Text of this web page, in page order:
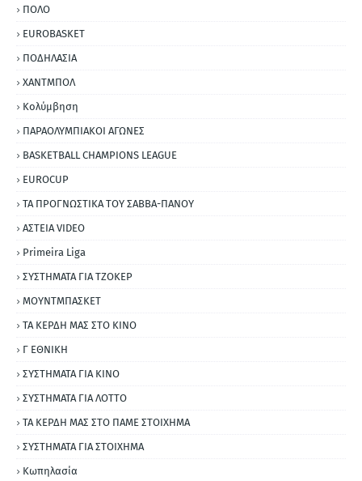
ΠΟΛΟ
EUROBASKET
ΠΟΔΗΛΑΣΙΑ
ΧΑΝΤΜΠΟΛ
Κολύμβηση
ΠΑΡΑΟΛΥΜΠΙΑΚΟΙ ΑΓΩΝΕΣ
BASKETBALL CHAMPIONS LEAGUE
EUROCUP
ΤΑ ΠΡΟΓΝΩΣΤΙΚΑ ΤΟΥ ΣΑΒΒΑ-ΠΑΝΟΥ
ΑΣΤΕΙΑ VIDEO
Primeira Liga
ΣΥΣΤΗΜΑΤΑ ΓΙΑ ΤΖΟΚΕΡ
ΜΟΥΝΤΜΠΑΣΚΕΤ
ΤΑ ΚΕΡΔΗ ΜΑΣ ΣΤΟ ΚΙΝΟ
Γ ΕΘΝΙΚΗ
ΣΥΣΤΗΜΑΤΑ ΓΙΑ ΚΙΝΟ
ΣΥΣΤΗΜΑΤΑ ΓΙΑ ΛΟΤΤΟ
ΤΑ ΚΕΡΔΗ ΜΑΣ ΣΤΟ ΠΑΜΕ ΣΤΟΙΧΗΜΑ
ΣΥΣΤΗΜΑΤΑ ΓΙΑ ΣΤΟΙΧΗΜΑ
Κωπηλασία